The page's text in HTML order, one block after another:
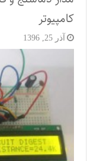
کامپیوتر
آذر 25, 1396